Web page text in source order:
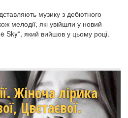
музику з дебютного
мелодії, які увійшли у новий
Sky”, який вийшов у цьому році.
Жіноча лірика
Цвєтаєвої.